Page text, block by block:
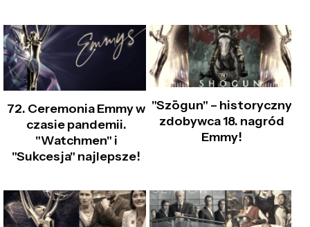
72. Ceremonia Emmy w
czasie pandemii.
"Watchmen" i
"Sukcesja" najlepsze!
"Szōgun" – historyczny
zdobywca 18. nagród
Emmy!